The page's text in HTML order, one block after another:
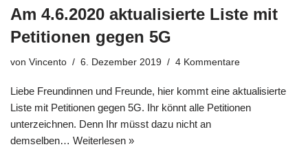
Am 4.6.2020 aktualisierte Liste mit
Petitionen gegen 5G
von Vincento 6. Dezember 2019 4 Kommentare
Liebe Freundinnen und Freunde, hier kommt eine aktualisierte
Liste mit Petitionen gegen 5G. Ihr könnt alle Petitionen
unterzeichnen. Denn Ihr müsst dazu nicht an
demselben… Weiterlesen »